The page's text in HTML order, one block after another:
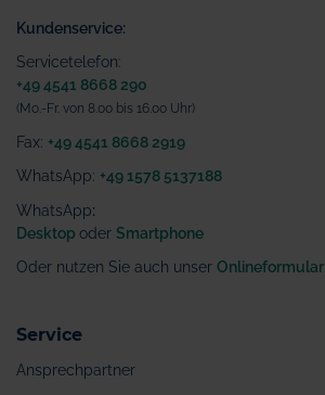
Kundenservice:
Servicetelefon:
+49 4541 8668 290
(Mo.-Fr. von 8.00 bis 16.00 Uhr)
Fax: +49 4541 8668 2919
WhatsApp: +49 1578 5137188
WhatsApp:
Desktop oder Smartphone
Oder nutzen Sie auch unser Onlineformular
Service
Ansprechpartner